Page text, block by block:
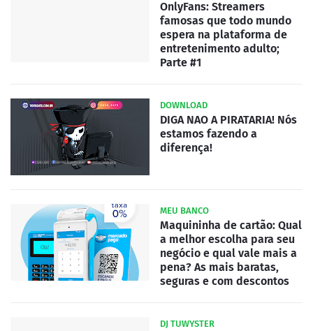
OnlyFans: Streamers
famosas que todo mundo
espera na plataforma de
entretenimento adulto;
Parte #1
DOWNLOAD
DIGA NAO A PIRATARIA! Nós
estamos fazendo a
diferença!
MEU BANCO
Maquininha de cartão: Qual
a melhor escolha para seu
negócio e qual vale mais a
pena? As mais baratas,
seguras e com descontos
DJ TUWYSTER